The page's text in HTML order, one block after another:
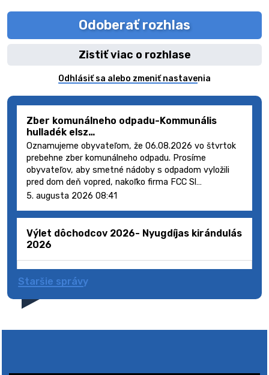
Odoberať rozhlas
Zistiť viac o rozhlase
Odhlásiť sa alebo zmeniť nastavenia
Zber komunálneho odpadu-Kommunális
hulladék elsz…
Oznamujeme obyvateľom, že 06.08.2026 vo štvrtok
prebehne zber komunálneho odpadu. Prosíme
obyvateľov, aby smetné nádoby s odpadom vyložili
pred dom deň vopred, nakoľko firma FCC Sl…
5. augusta 2026 08:41
Výlet dôchodcov 2026- Nyugdíjas kirándulás
2026
Staršie správy